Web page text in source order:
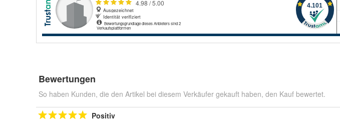
Bewertungen
So haben Kunden, die den Artikel bei diesem Verkäufer gekauft haben, den Kauf bewertet.
Positiv